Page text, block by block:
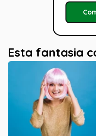
Esta fantasia